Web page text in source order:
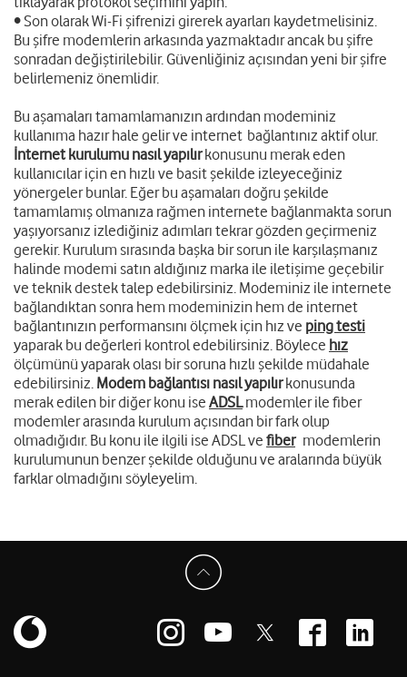
• Son olarak Wi-Fi şifrenizi girerek ayarları kaydetmelisiniz.
Bu şifre modemlerin arkasında yazmaktadır ancak bu şifre
sonradan değiştirilebilir. Güvenliğiniz açısından yeni bir şifre
belirlemeniz önemlidir.
Bu aşamaları tamamlamanızın ardından modeminiz
kullanıma hazır hale gelir ve internet bağlantınız aktif olur.
İnternet kurulumu nasıl yapılırkonusunu merak eden
kullanıcılar için en hızlı ve basit şekilde izleyeceğiniz
yönergeler bunlar. Eğer bu aşamaları doğru şekilde
tamamlamış olmanıza rağmen internete bağlanmakta sorun
yaşıyorsanız izlediğiniz adımları tekrar gözden geçirmeniz
gerekir. Kurulum sırasında başka bir sorun ile karşılaşmanız
halinde modemi satın aldığınız marka ile iletişime geçebilir
ve teknik destek talep edebilirsiniz. Modeminiz ile internete
bağlandıktan sonra hem modeminizin hem de internet
bağlantınızın performansını ölçmek için hız ve ping testi
yaparak bu değerleri kontrol edebilirsiniz. Böylece hız
ölçümünü yaparak olası bir soruna hızlı şekilde müdahale
edebilirsiniz. Modem bağlantısı nasıl yapılırkonusunda
merak edilen bir diğer konu ise ADSLmodemler ile fiber
modemler arasında kurulum açısından bir fark olup
olmadığıdır. Bu konu ile ilgili ise ADSL ve fiber modemlerin
kurulumunun benzer şekilde olduğunu ve aralarında büyük
farklar olmadığını söyleyelim.